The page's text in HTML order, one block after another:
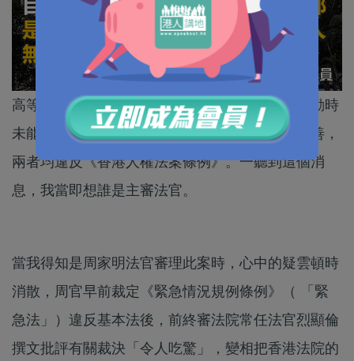
高等法院早前裁定，防暴警察在去年暴亂期間執勤時
未能清楚展示警員編號，以及投訴機制系統不完善，
兩者均違反《香港人權法案條例》。一聽到這個消
息，我當即想誰是主審法官。
當我得知是周家明法官審理此案時，心中的疑雲頓時
消散，周官早前裁定《緊急情況規例條例》（ 「緊
急法」）違反基本法後，前終審法院常任法官烈顯倫
撰文批評有關裁決「令人吃驚」，變相把香港法院的